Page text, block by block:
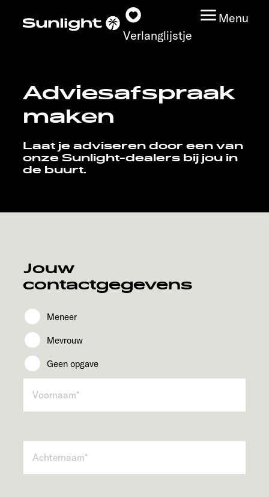
Verlanglijstje
Menu
Modeloverzicht
Vind jouw Sunlight
Service
Adviesafspraak
maken
Laat je adviseren door een van
onze Sunlight-dealers bij jou in
de buurt.
Jouw
contactgegevens
Meneer
Mevrouw
Geen opgave